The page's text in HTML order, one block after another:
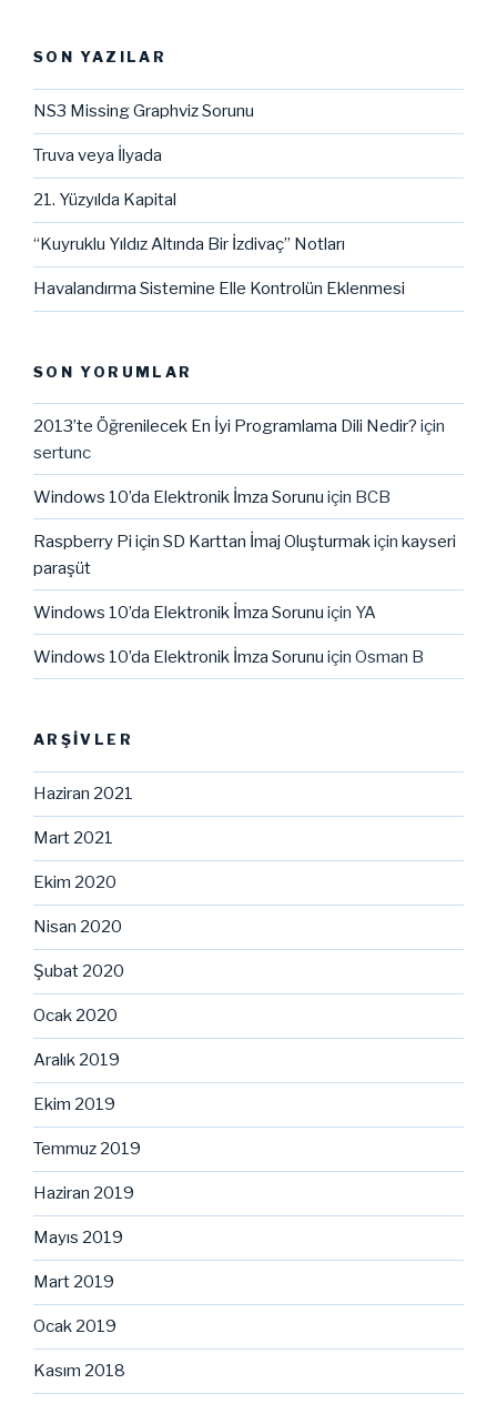
SON YAZILAR
NS3 Missing Graphviz Sorunu
Truva veya İlyada
21. Yüzyılda Kapital
“Kuyruklu Yıldız Altında Bir İzdivaç” Notları
Havalandırma Sistemine Elle Kontrolün Eklenmesi
SON YORUMLAR
2013’te Öğrenilecek En İyi Programlama Dili Nedir? için
sertunc
Windows 10’da Elektronik İmza Sorunu için BCB
Raspberry Pi için SD Karttan İmaj Oluşturmakiçin kayseri
paraşüt
Windows 10’da Elektronik İmza Sorunu için YA
Windows 10’da Elektronik İmza Sorunu için Osman B
ARŞIVLER
Haziran 2021
Mart 2021
Ekim 2020
Nisan 2020
Şubat 2020
Ocak 2020
Aralık 2019
Ekim 2019
Temmuz 2019
Haziran 2019
Mayıs 2019
Mart 2019
Ocak 2019
Kasım 2018